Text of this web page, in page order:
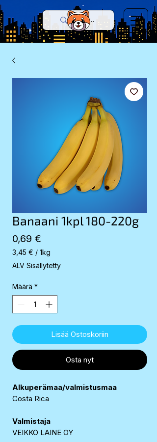
Banaani 1kpl 180-220g
0,69 €
3,45 € / 1kg
3,45 €
per
Kilogram
ALV Sisällytetty
Määrä *
Lisää Ostoskoriin
Osta nyt
Alkuperämaa/valmistusmaa
Costa Rica
Valmistaja
VEIKKO LAINE OY